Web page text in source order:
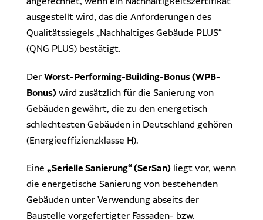
ausgestellt wird, das die Anforderungen des
Qualitätssiegels „Nachhaltiges Gebäude PLUS“
(QNG PLUS) bestätigt.
Der Worst-Performing-Building-Bonus (WPB-
Bonus)wird zusätzlich für die Sanierung von
Gebäuden gewährt, die zu den energetisch
schlechtesten Gebäuden in Deutschland gehören
(Energieeffizienzklasse H).
Eine „Serielle Sanierung“ (SerSan)liegt vor, wenn
die energetische Sanierung von bestehenden
Gebäuden unter Verwendung abseits der
Baustelle vorgefertigter Fassaden- bzw.